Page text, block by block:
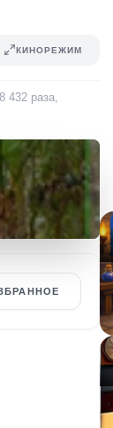
КИНОРЕЖИМ
8 432 раза,